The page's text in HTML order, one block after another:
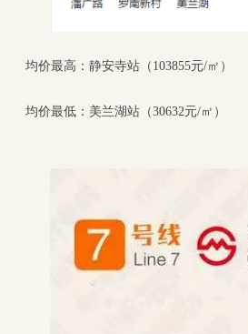
均价最高：静安寺站（103855元/㎡）
均价最低：美兰湖站（30632元/㎡）